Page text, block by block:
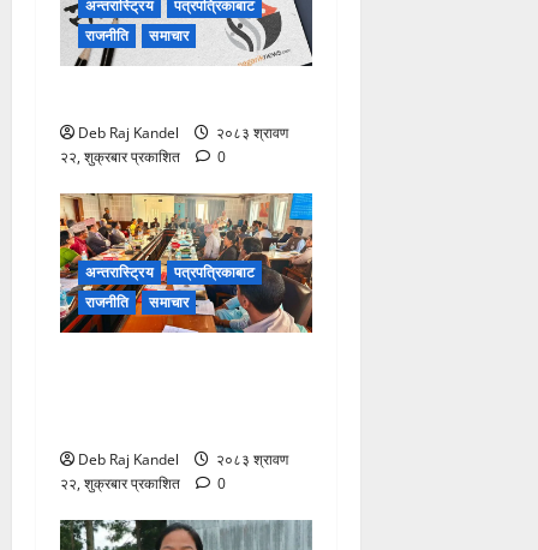
अन्तरास्ट्रिय
पत्रपत्रिकाबाट
राजनीति
समाचार
Deb Raj Kandel
२०८३ श्रावण
२२, शुक्रबार प्रकाशित
0
अन्तरास्ट्रिय
पत्रपत्रिकाबाट
राजनीति
समाचार
Deb Raj Kandel
२०८३ श्रावण
२२, शुक्रबार प्रकाशित
0